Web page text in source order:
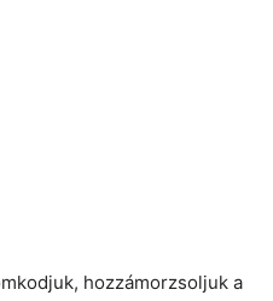
hozzámorzsoljuk a